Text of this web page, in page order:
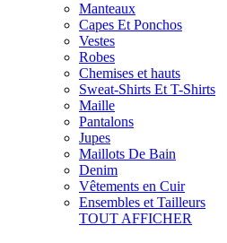
Manteaux
Capes Et Ponchos
Vestes
Robes
Chemises et hauts
Sweat-Shirts Et T-Shirts
Maille
Pantalons
Jupes
Maillots De Bain
Denim
Vêtements en Cuir
Ensembles et Tailleurs
TOUT AFFICHER